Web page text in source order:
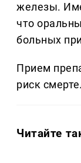
железы.
что
больных
Прием
риск
Читайте